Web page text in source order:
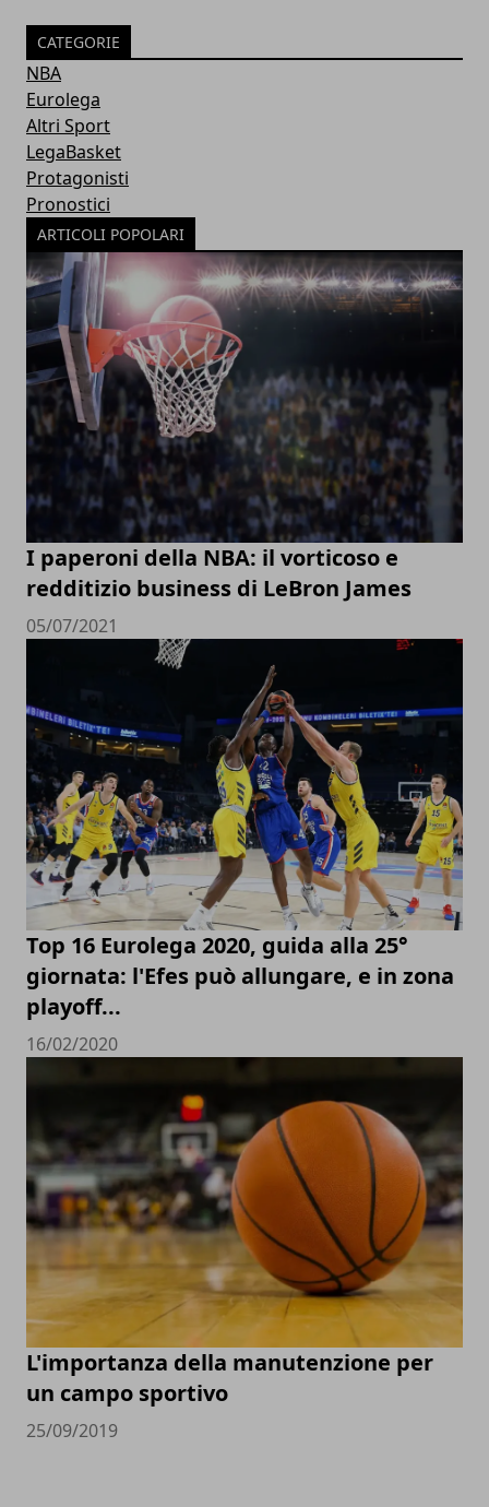
CATEGORIE
NBA
Eurolega
Altri Sport
LegaBasket
Protagonisti
Pronostici
ARTICOLI POPOLARI
I paperoni della NBA: il vorticoso e
redditizio business di LeBron James
05/07/2021
Top 16 Eurolega 2020, guida alla 25°
giornata: l'Efes può allungare, e in zona
playoff...
16/02/2020
L'importanza della manutenzione per
un campo sportivo
25/09/2019